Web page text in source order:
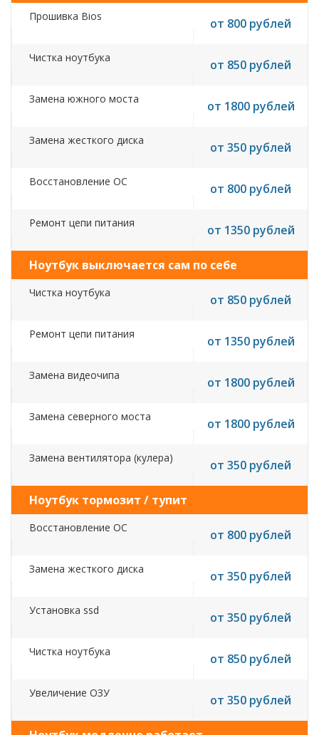
Прошивка Bios от 800 рублей
Чистка ноутбука от 850 рублей
Замена южного моста от 1800 рублей
Замена жесткого диска от 350 рублей
Восстановление ОС от 800 рублей
Ремонт цепи питания от 1350 рублей
Ноутбук выключается сам по себе
Чистка ноутбука от 850 рублей
Ремонт цепи питания от 1350 рублей
Замена видеочипа от 1800 рублей
Замена северного моста от 1800 рублей
Замена вентилятора (кулера) от 350 рублей
Ноутбук тормозит / тупит
Восстановление ОС от 800 рублей
Замена жесткого диска от 350 рублей
Установка ssd от 350 рублей
Чистка ноутбука от 850 рублей
Увеличение ОЗУ от 350 рублей